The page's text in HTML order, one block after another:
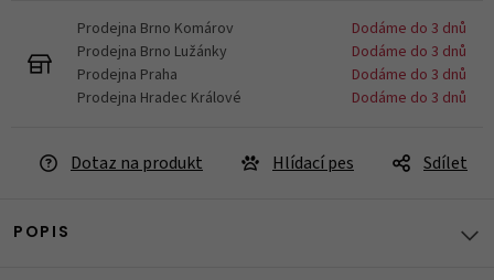
Prodejna Brno Komárov
Dodáme do 3 dnů
Prodejna Brno Lužánky
Dodáme do 3 dnů
Prodejna Praha
Dodáme do 3 dnů
Prodejna Hradec Králové
Dodáme do 3 dnů
Dotaz na produkt Hlídací pes Sdílet
POPIS